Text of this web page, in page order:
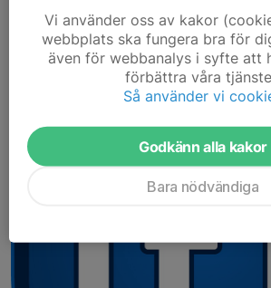
Vi använder oss av kakor
webbplats ska fungera bra för
även för webbanalys i syfte att
förbättra våra
Så använder vi
Godkänn alla kakor
Bara nödvändiga